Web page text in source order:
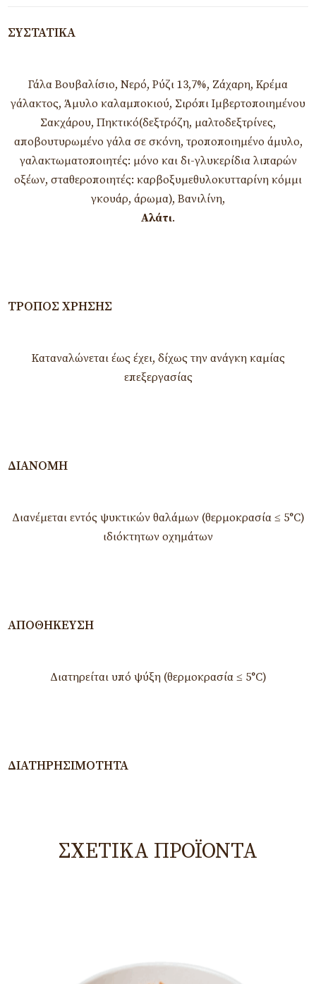
ΣΥΣΤΑΤΙΚΆ
Γάλα Βουβαλίσιο, Νερό, Ρύζι 13,7%, Ζάχαρη, Κρέμα
γάλακτος, Άμυλο καλαμποκιού, Σιρόπι Ιμβερτοποιημένου
Σακχάρου, Πηκτικό(δεξτρόζη, μαλτοδεξτρίνες,
αποβουτυρωμένο γάλα σε σκόνη, τροποποιημένο άμυλο,
γαλακτωματοποιητές: μόνο και δι-γλυκερίδια λιπαρών
οξέων, σταθεροποιητές: καρβοξυμεθυλοκυτταρίνη κόμμι
γκουάρ, άρωμα), Βανιλίνη,
Αλάτι.
ΤΡΌΠΟΣ ΧΡΉΣΗΣ
Καταναλώνεται έως έχει, δίχως την ανάγκη καμίας
επεξεργασίας
ΔΙΑΝΟΜΉ
Διανέμεται εντός ψυκτικών θαλάμων (θερμοκρασία ≤ 5°C)
ιδιόκτητων οχημάτων
ΑΠΟΘΉΚΕΥΣΗ
Διατηρείται υπό ψύξη (θερμοκρασία ≤ 5°C)
ΔΙΑΤΗΡΗΣΙΜΌΤΗΤΑ
ΣΧΕΤΙΚΆ ΠΡΟΪΌΝΤΑ